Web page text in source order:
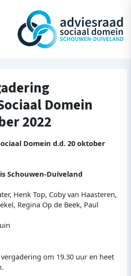
Domein
2022
Domein d.d. 20 oktober
Schouwen-Duiveland
Henk Top, Coby van Haasteren,
Regina Op de Beek, Paul
om 19.30 uur en heet